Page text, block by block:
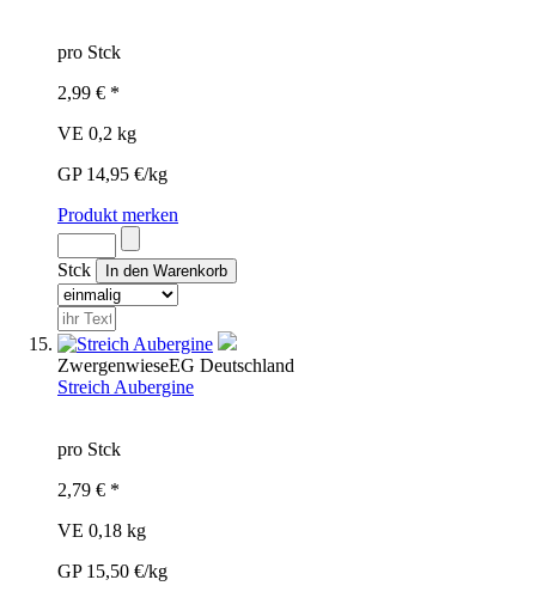
pro Stck
2,99 € *
VE 0,2 kg
GP 14,95 €/kg
Produkt merken
Stck
ZwergenwieseEG Deutschland
Streich Aubergine
pro Stck
2,79 € *
VE 0,18 kg
GP 15,50 €/kg